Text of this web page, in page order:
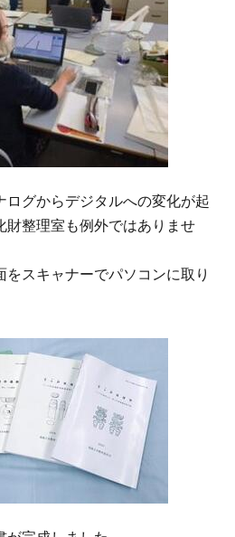
ログからデジタルへの変化が起
財整理室も例外ではありませ
をスキャナーでパソコンに取り